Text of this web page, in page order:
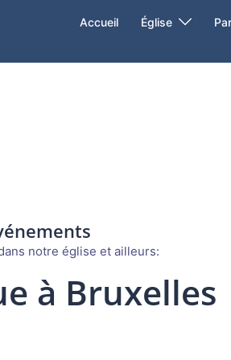
Accueil Église
notre église et ailleurs:
à Bruxelles